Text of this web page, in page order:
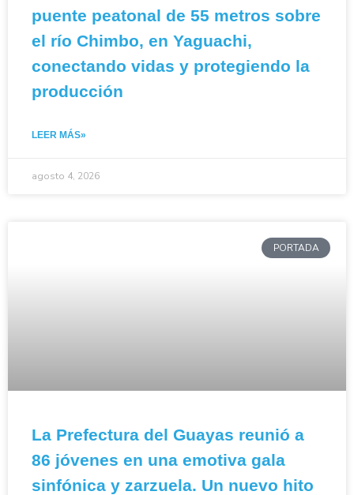
puente peatonal de 55 metros sobre
el río Chimbo, en Yaguachi,
conectando vidas y protegiendo la
producción
LEER MÁS»
agosto 4, 2026
PORTADA
La Prefectura del Guayas reunió a
86 jóvenes en una emotiva gala
sinfónica y zarzuela. Un nuevo hito